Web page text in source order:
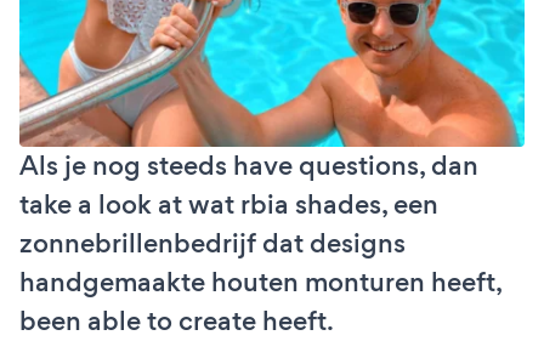
Als je nog steeds have questions, dan
take a look at wat rbia shades, een
zonnebrillenbedrijf dat designs
handgemaakte houten monturen heeft,
been able to create heeft.